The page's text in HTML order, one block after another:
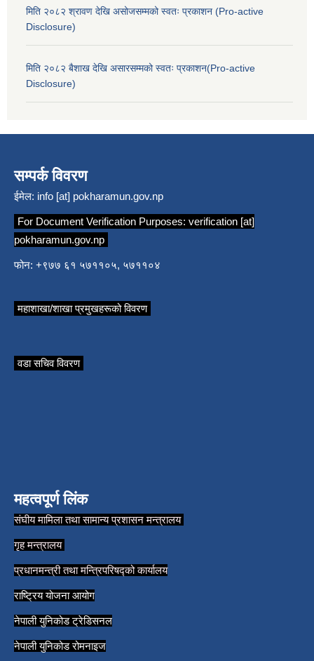
मिति २०८२ श्रावण देखि असोजसम्मको स्वतः प्रकाशन (Pro-active
Disclosure)
मिति २०८२ बैशाख देखि असारसम्मको स्वतः प्रकाशन(Pro-active
Disclosure)
सम्पर्क विवरण
ईमेल: info [at] pokharamun.gov.np
For Document Verification Purposes: verification [at]
pokharamun.gov.np
फोन: +९७७ ६१ ५७११०५, ५७११०४
महाशाखा/शाखा प्रमुखहरूको विवरण
वडा सचिव विवरण
महत्वपूर्ण लिंक
संघीय मामिला तथा सामान्य प्रशासन मन्त्रालय
गृह मन्त्रालय
प्रधानमन्त्री तथा मन्त्रिपरिषद्को कार्यालय
राष्ट्रिय योजना आयोग
नेपाली युनिकोड ट्रेडिसनल
नेपाली युनिकोड रोमनाइज